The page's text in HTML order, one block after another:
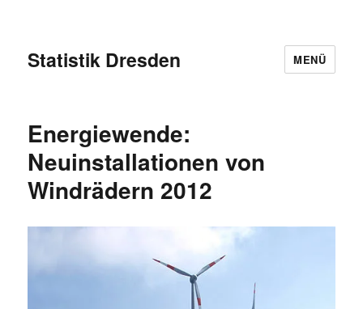
Statistik Dresden MENÜ
Energiewende:
Neuinstallationen von
Windrädern 2012